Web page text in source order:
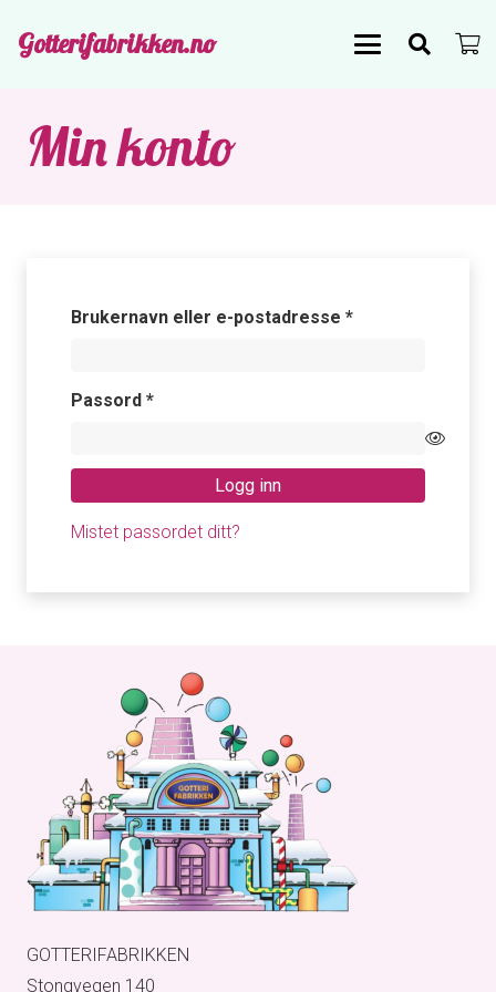
Gotterifabrikken.no
Min konto
Brukernavn eller e-postadresse *Påkrevd
Passord *Påkrevd
Logg inn
Mistet passordet ditt?
GOTTERIFABRIKKEN
Stongvegen 140